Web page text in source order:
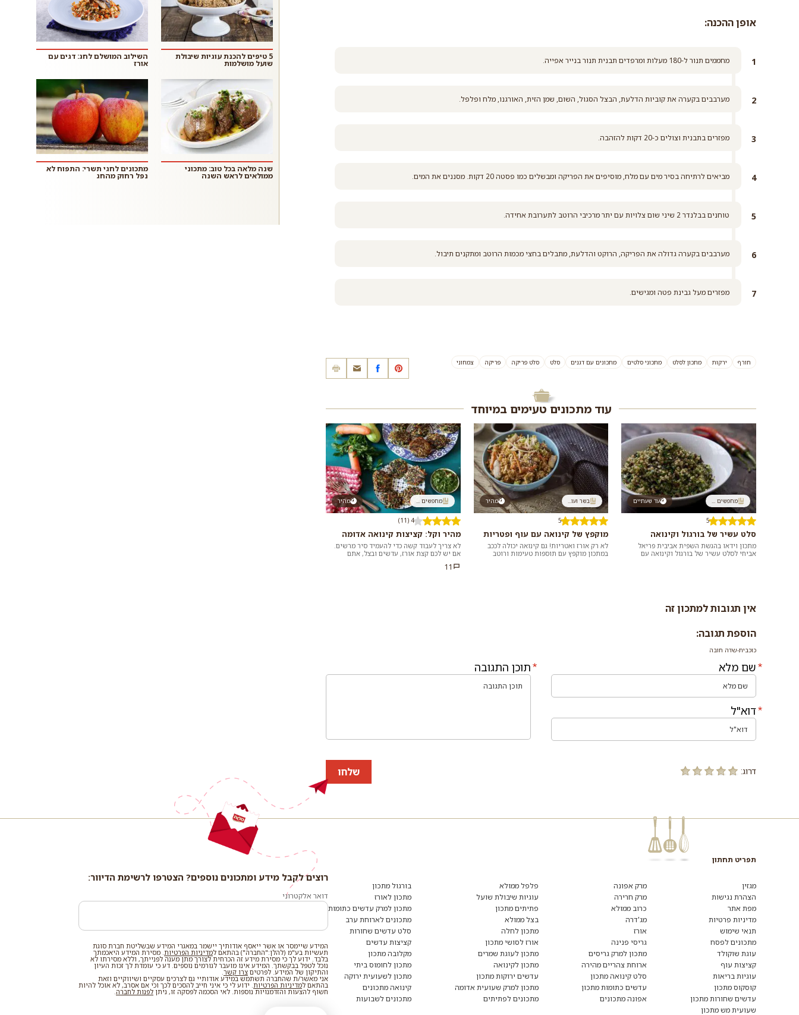
אופן ההכנה:
מחממים תנור ל-180 מעלות ומרפדים תבנית תנור בנייר אפייה.
מערבבים בקערה את קוביות הדלעת, הבצל הסגול, השום, שמן הזית, האורגנו, מלח ופלפל.
מפזרים בתבנית וצולים כ-20 דקות להזהבה.
מביאים לרתיחה בסיר מים עם מלח, מוסיפים את הפריקה ומבשלים כמו פסטה 20 דקות. מסננים את המים.
טוחנים בבלנדר 2 שיני שום צלויות עם יתר מרכיבי הרוטב לתערובת אחידה.
מערבבים בקערה גדולה את הפריקה, הרוקט והדלעת, מתבלים בחצי מכמות הרוטב ומתקנים תיבול.
מפזרים מעל גבינת פטה ומגישים.
חורף ירקות מתכון לסלט מתכוני סלטים מתכונים עם דגנים סלט סלט פריקה פריקה צמחוני
עוד מתכונים טעימים במיוחד
עד שעתיים מחפשים ...
5
סלט עשיר של בורגול וקינואה
מתכון וידאו בהגשת השפית אביבית פריאל
אביחי לסלט עשיר של בורגול וקינואה עם
מהיר בשר ועו...
5
מוקפץ של קינואה עם עוף ופטריות
לא רק אורז ואטריות! גם קינואה יכולה לככב
במתכון מוקפץ עם תוספות טעימות ורוטב
מהיר מחפשים ...
4 (11)
מהיר וקל: קציצות קינואה אדומה
לא צריך לעבוד קשה כדי להעמיד סיר מרשים.
אם יש לכם קצת אורז, עדשים ובצל, אתם
דורשת...
11
אין תגובות למתכון זה
הוספת תגובה:
כוכבית-שדה חובה
שם מלא
דוא"ל
תוכן התגובה
דרוג: שלחו
5 טיפים להכנת עוגיות שיבולת
שועל מושלמות
השילוב המושלם לחג: דגים עם
אורז
שנה מלאה בכל טוב: מתכוני
ממולאים לראש השנה
מתכונים לחגי תשרי: התפוח לא
נפל רחוק מהחג
תפריט תחתון
מגזין
הצהרת נגישות
מפת אתר
מדיניות פרטיות
תנאי שימוש
מתכונים לפסח
עוגת שוקולד
קציצות עוף
עוגיות בריאות
קוסקוס מתכון
עדשים שחורות מתכון
שעועית מש מתכון
מרק אפונה
מרק חרירה
כרוב ממולא
מג'דרה
אורז
גריסי פנינה
מתכון למרק גריסים
ארוחת צהריים מהירה
סלט קינואה מתכון
עדשים כתומות מתכון
אפונה מתכונים
פלפל ממולא
עוגיות שיבולת שועל
פתיתים מתכון
בצל ממולא
מתכון לחלה
אורז לסושי מתכון
מתכון לעוגת שמרים
מתכון לקינואה
עדשים ירוקות מתכון
מתכון למרק שעועית אדומה
מתכונים לפתיתים
בורגול מתכון
מתכון לאורז
מתכון למרק עדשים כתומות
מתכונים לארוחת ערב
סלט עדשים שחורות
קציצות עדשים
מקלובה מתכון
מתכון לחומוס ביתי
מתכון לשעועית ירוקה
קינואה מתכונים
מתכונים לשבועות
רוצים
מידע
ומתכונים
נוספים?
לרשימת
רוצים לקבל מידע ומתכונים נוספים? הצטרפו לרשימת הדיוור:
דואר אלקטרוני
המידע שיימסר או אשר ייאסף אודותיך יישמר במאגרי המידע שבשליטת חברת סוגת
תעשיות בע"מ (להלן:"החברה") בהתאם למדיניות הפרטיות . מסירת המידע היאכמתך
בלבד. ידוע לך כי מסירת מידע זה הכרחית לצורך מתן מענה לפנייתך, וללא מסירתו לא
נוכל לטפל בבקשתך. המידע אינו מועבר לגורמים נוספים. דע כי עומדת לך זכות העיון
והתיקון של המידע. לפרטים צרו קשר
אני מאשר/ת שהחברה תשתמש במידע אודותיי גם לצרכים עסקיים ושיווקיים וזאת
בהתאם למדיניות הפרטיות . ידוע לי כי איני חייב להסכים לכך וכי אם אסרב, לא אוכל להיות
חשוף להצעות והזדמנויות נוספות. לאי הסכמה לפסקה זו, ניתן לפנות לחברה